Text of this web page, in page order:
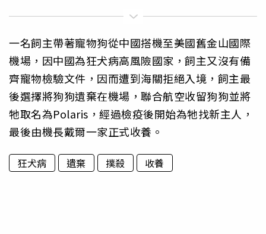
一名飼主帶著寵物狗從中國搭機至美國舊金山國際
機場，因中國為狂犬病高風險國家，飼主又沒有備
齊寵物檢驗文件，因而遭到海關拒絕入境，飼主最
後選擇將狗狗遺棄在機場，聯合航空收留狗狗並將
牠取名為Polaris，經過檢疫後開始為牠找新主人，
最後由機長戴爾一家正式收養。
狂犬病 遺棄 撲殺 收養